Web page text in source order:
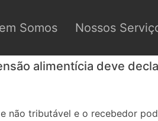
Somos Nossos
alimentícia deve
não tributável e o recebedor